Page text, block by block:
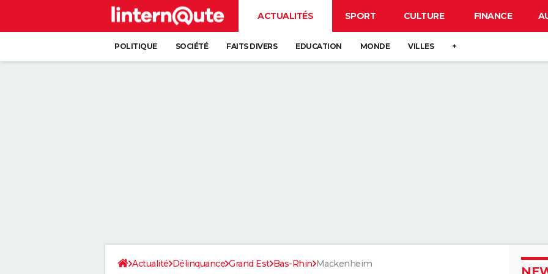
ACTUALITÉS SPORT CULTURE FINANCE
POLITIQUE SOCIÉTÉ FAITS DIVERS EDUCATION MONDE VILLES +
Actualité Délinquance Grand Est Bas-Rhin Mackenheim